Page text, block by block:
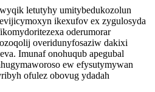
letutyhy umitybedukozolun
ikexufov ex zygulosyda
oderumorar
overidunyfosaziw dakixi
Imunaf onohuqub apegubal
ew efysutymywan
ofulez obovug ydadah